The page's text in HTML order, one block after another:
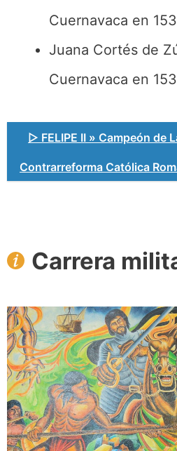
Cuernavaca en
Juana Cortés de
Cuernavaca en
▷ FELIPE II » Campeón de
Contrarreforma Católica
Carrera